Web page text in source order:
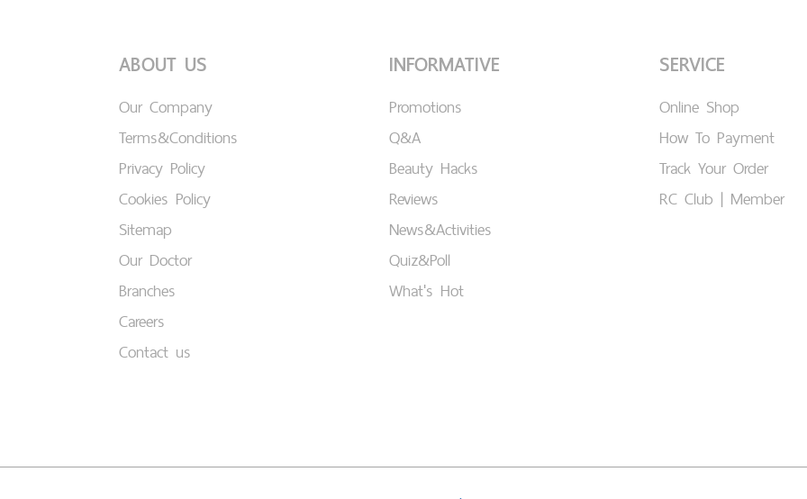
ABOUT US
Our Company
Terms&Conditions
Privacy Policy
Cookies Policy
Sitemap
Our Doctor
Branches
Careers
Contact us
INFORMATIVE
Promotions
Q&A
Beauty Hacks
Reviews
News&Activities
Quiz&Poll
What's Hot
SERVICE
Online Shop
How To Payment
Track Your Order
RC Club | Member